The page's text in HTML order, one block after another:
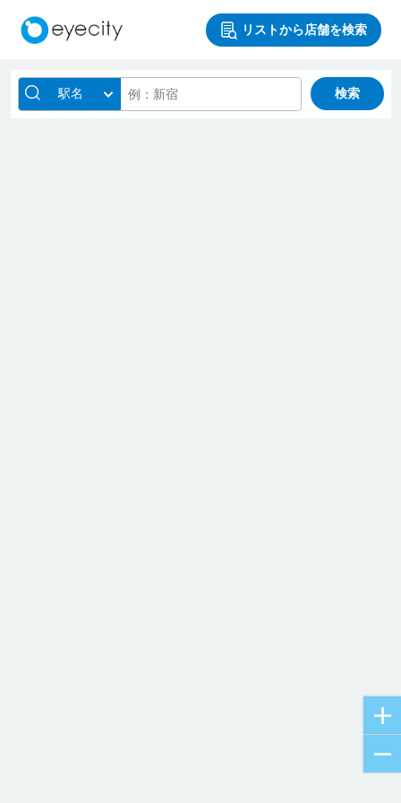
リストから店舗を検索
駅名 検索